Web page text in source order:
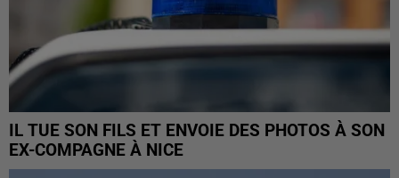
IL TUE SON FILS ET ENVOIE DES PHOTOS À SON
EX-COMPAGNE À NICE